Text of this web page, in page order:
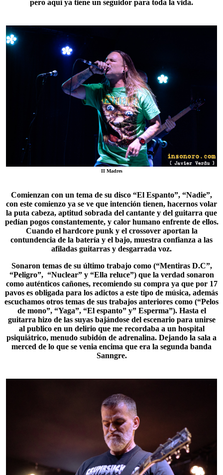
pero aquí ya tiene un seguidor para toda la vida.
II Madres
Comienzan con un tema de su disco “El Espanto”, “Nadie”,
con este comienzo ya se ve que intención tienen, hacernos volar
la puta cabeza, aptitud sobrada del cantante y del guitarra que
pedían pogos constantemente, y calor humano enfrente de ellos.
Cuando el hardcore punk y el crossover aportan la
contundencia de la batería y el bajo, muestra confianza a las
afiladas guitarras y desgarrada voz.
Sonaron temas de su último trabajo como (“Mentiras D.C”,
“Peligro”, “Nuclear” y “Ella reluce”) que la verdad sonaron
como auténticos cañones, recomiendo su compra ya que por 17
pavos es obligada para los adictos a este tipo de música, además
escuchamos otros temas de sus trabajos anteriores como (“Pelos
de mono”, “Yaga”, “El espanto” y” Esperma”). Hasta el
guitarra hizo de las suyas bajándose del escenario para unirse
al publico en un delirio que me recordaba a un hospital
psiquiátrico, menudo subidón de adrenalina. Dejando la sala a
merced de lo que se venia encima que era la segunda banda
Sanngre.